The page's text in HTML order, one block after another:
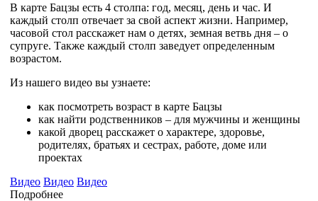
В карте Бацзы есть 4 столпа: год, месяц, день и час. И
каждый столп отвечает за свой аспект жизни. Например,
часовой стол расскажет нам о детях, земная ветвь дня – о
супруге. Также каждый столп заведует определенным
возрастом.
Из нашего видео вы узнаете:
как посмотреть возраст в карте Бацзы
как найти родственников – для мужчины и женщины
какой дворец расскажет о характере, здоровье,
родителях, братьях и сестрах, работе, доме или
проектах
Видео Видео Видео
Подробнее